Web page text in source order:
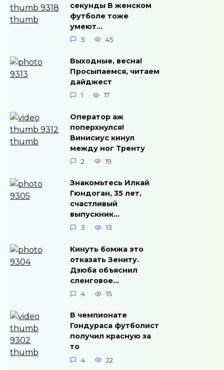
секунды В женском
футболе тоже
умеют…
5 45
Выходные, весна!
Просыпаемся, читаем
дайджест
1 17
Оператор аж
поперхнулся!
Винисиус кинул
между ног Тренту
2 19
Знакомьтесь Илкай
Гюндоган, 35 лет,
счастливый
выпускник…
3 13
Кинуть бомжа это
отказать Зениту.
Дзюба объяснил
сленговое…
4 15
В чемпионате
Гондураса футболист
получил красную за
то
4 22